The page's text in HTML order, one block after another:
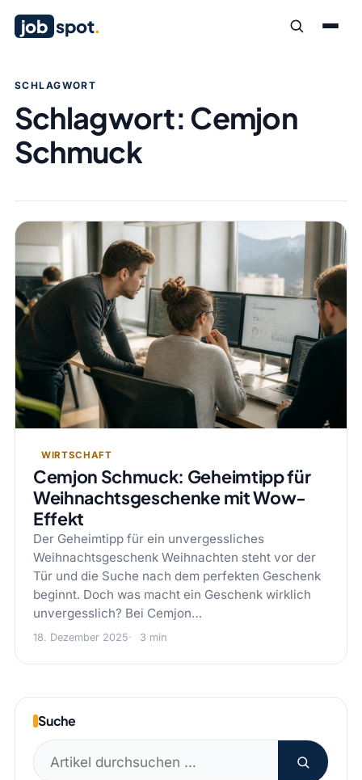
job spot.
SCHLAGWORT
Schlagwort:Cemjon
Schmuck
WIRTSCHAFT
Cemjon Schmuck: Geheimtipp für
Weihnachtsgeschenke mit Wow-
Effekt
Der Geheimtipp für ein unvergessliches
Weihnachtsgeschenk Weihnachten steht vor der
Tür und die Suche nach dem perfekten Geschenk
beginnt. Doch was macht ein Geschenk wirklich
unvergesslich? Bei Cemjon…
18. Dezember 2025 3 min
Suche
Suchen
nach: